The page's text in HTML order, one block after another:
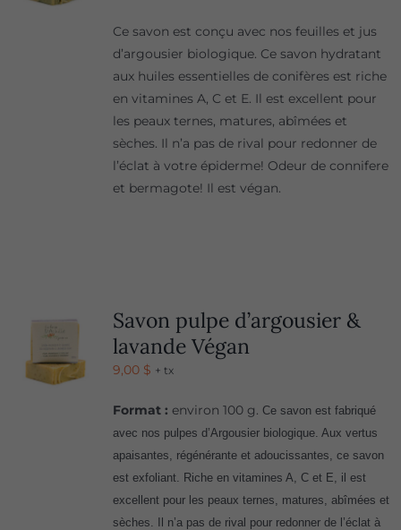
Ce savon est conçu avec nos feuilles et jus
d’argousier biologique. Ce savon hydratant
aux huiles essentielles de conifères est riche
en vitamines A, C et E. Il est excellent pour
les peaux ternes, matures, abîmées et
sèches. Il n’a pas de rival pour redonner de
l’éclat à votre épiderme! Odeur de connifere
et bermagote! Il est végan.
Savon pulpe d’argousier &
lavande Végan
9,00 $ + tx
Format : environ 100 g. Ce savon est fabriqué
avec nos pulpes d’Argousier biologique. Aux vertus
apaisantes, régénérante et adoucissantes, ce savon
est exfoliant. Riche en vitamines A, C et E, il est
excellent pour les peaux ternes, matures, abîmées et
sèches. Il n’a pas de rival pour redonner de l’éclat à